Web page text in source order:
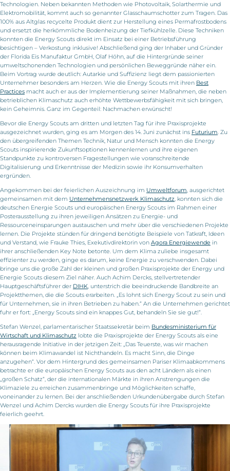
Technologien. Neben bekannten Methoden wie Photovoltaik, Solarthermie und
Elektromobilität, kommt auch so genannter Glasschaumschotter zum Tragen. Das
100% aus Altglas recycelte Produkt dient zur Herstellung eines Permafrostbodens
und ersetzt die herkömmliche Bodenheizung der Tiefkühlzelle. Diese Techniken
konnten die Energy Scouts direkt im Einsatz bei einer Betriebsführung
besichtigen – Verkostung inklusive! Abschließend ging der Inhaber und Gründer
der Florida Eis Manufaktur GmbH, Olaf Höhn, auf die Hintergründe seiner
umweltschonenden Technologien und persönlichen Beweggründe näher ein.
Beim Vortrag wurde deutlich: Autarkie und Suffizienz liegt dem passionierten
Unternehmer besonders am Herzen. Wie die Energy Scouts mit ihren Best
Practices macht auch er aus der Implementierung seiner Maßnahmen, die neben
betrieblichen Klimaschutz auch erhöhte Wettbewerbsfähigkeit mit sich bringen,
kein Geheimnis. Ganz im Gegenteil: Nachmachen erwünscht!
Bevor die Energy Scouts am dritten und letzten Tag für ihre Praxisprojekte
ausgezeichnet wurden, ging es am Morgen des 14. Juni zunächst ins Futurium. Zu
den übergreifenden Themen Technik, Natur und Mensch konnten die Energy
Scouts inspirierende Zukunftsoptionen kennenlernen und ihre eigenen
Standpunkte zu kontroversen Fragestellungen wie voranschreitende
Digitalisierung und Erkenntnisse der Medizin sowie ihr Konsumverhalten
ergründen.
Angekommen bei der feierlichen Auszeichnung im Umweltforum, ausgerichtet
gemeinsamen mit dem Unternehmensnetzwerk Klimaschutz, konnten sich die
deutschen Energie Scouts und europäischen Energy Scouts im Rahmen einer
Posterausstellung zu ihren jeweiligen Ansätzen zu Energie- und
Ressourceneinsparungen austauschen und mehr über die verschiedenen Projekte
lernen. Die Projekte stünden für dringend benötigte Beispiele von Tatkraft, Ideen
und Verstand, wie Frauke Thies, Exekutivdirektorin von Agora Energiewende in
ihrer anschließenden Key Note betonte. Um dem Klima zuliebe insgesamt
effizienter zu werden, ginge es darum, keine Energie zu verschwenden. Dabei
bringe uns die große Zahl der kleinen und großen Praxisprojekte der Energy und
Energie Scouts diesem Ziel näher. Auch Achim Dercks, stellvertretender
Hauptgeschäftsführer der DIHK, unterstrich die beeindruckende Bandbreite an
Projektthemen, die die Scouts erarbeiten. „Es lohnt sich Energy Scout zu sein und
für Unternehmen, sie in ihren Betrieben zu haben.“ An die Unternehmen gerichtet
fuhr er fort: „Energy Scouts sind ein knappes Gut, behandeln Sie sie gut!“.
Stefan Wenzel, parlamentarischer Staatssekretär beim Bundesministerium für
Wirtschaft und Klimaschutz lobte die Praxisprojekte der Energy Scouts als eine
herausragende Initiative in der jetzigen Zeit: „Das Teuerste, was wir machen
können beim Klimawandel ist Nichthandeln. Es macht Sinn, die Dinge
anzugehen“. Vor dem Hintergrund des gemeinsamen Pariser Klimaabkommens
betrachte er die europäischen Energy Scouts aus den acht Ländern als einen
„großen Schatz“, der die internationalen Märkte in ihren Anstrengungen die
Klimaziele zu erreichen zusammenbringe und Möglichkeiten schaffe,
voneinander zu lernen. Bei der anschließenden Urkundenübergabe durch Stefan
Wenzel und Achim Dercks wurden die Energy Scouts für ihre Praxisprojekte
feierlich geehrt.